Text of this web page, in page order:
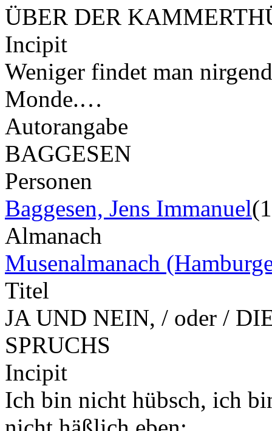
ÜBER DER
Incipit
Weniger findet man
Monde.…
Autorangabe
BAGGESEN
Personen
Baggesen, Jens Immanuel
Almanach
Musenalmanach
Titel
JA UND NEIN, / oder /
SPRUCHS
Incipit
Ich bin nicht hübsch, ich